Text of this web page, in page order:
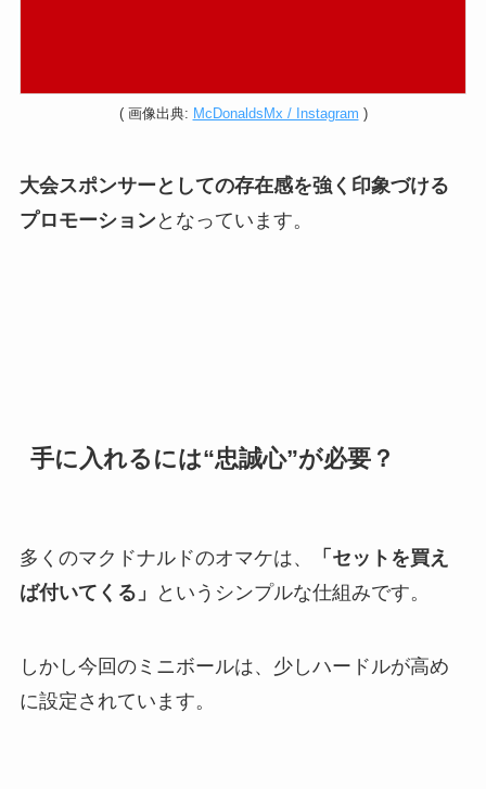
( 画像出典: McDonaldsMx / Instagram )
大会スポンサーとしての存在感を強く印象づける
プロモーションとなっています。
手に入れるには“忠誠心”が必要？
多くのマクドナルドのオマケは、
「セットを買え
ば付いてくる」
というシンプルな仕組みです。
しかし今回のミニボールは、少しハードルが高め
に設定されています。